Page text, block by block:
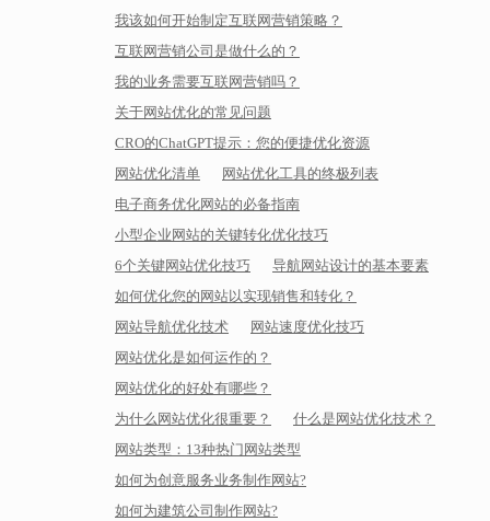
我该如何开始制定互联网营销策略？
互联网营销公司是做什么的？
我的业务需要互联网营销吗？
关于网站优化的常见问题
CRO的ChatGPT提示：您的便捷优化资源
网站优化清单
网站优化工具的终极列表
电子商务优化网站的必备指南
小型企业网站的关键转化优化技巧
6个关键网站优化技巧
导航网站设计的基本要素
如何优化您的网站以实现销售和转化？
网站导航优化技术
网站速度优化技巧
网站优化是如何运作的？
网站优化的好处有哪些？
为什么网站优化很重要？
什么是网站优化技术？
网站类型：13种热门网站类型
如何为创意服务业务制作网站?
如何为建筑公司制作网站?